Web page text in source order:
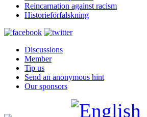
Reincarnation against racism
Historieförfalskning
Discussions
Member
Tip us
Send an anonymous hint
Our sponsors